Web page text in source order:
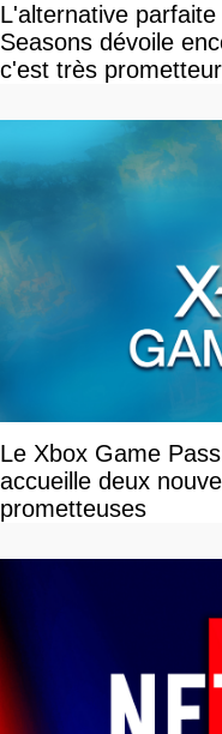
L'alternative
Seasons dévoile
c'est très prometteur
Le Xbox Game
accueille deux
prometteuses